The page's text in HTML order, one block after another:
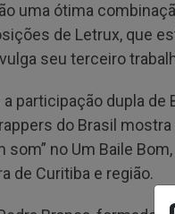
uma ótima
de Letrux, que
seu terceiro
participação dupla
do Brasil
som” no Um Baile
de Curitiba e região.